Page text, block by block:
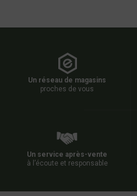
Un réseau de magasins
proches de vous
Un service après-vente
à l’écoute et responsable